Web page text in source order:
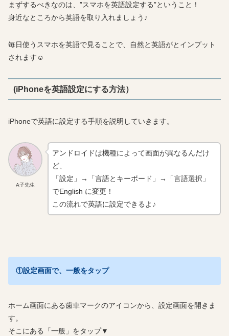
まずするべきなのは、”スマホを英語設定する”ということ！
身近なところから英語を取り入れましょう♪
毎日使うスマホを英語で見ることで、自然と英語がとインプット
されます☺
(iPhoneを英語設定にする方法）
iPhoneで英語に設定する手順を説明していきます。
A子先生
アンドロイドは機種によって画面が異なるんだけ
ど、
「設定」→「言語とキーボード」→「言語選択」
でEnglish に変更！
この流れで英語に設定できるよ♪
①設定画面で、一般をタップ
ホーム画面にある歯車マークのアイコンから、設定画面を開きま
す。
そこにある「一般」をタップ▼